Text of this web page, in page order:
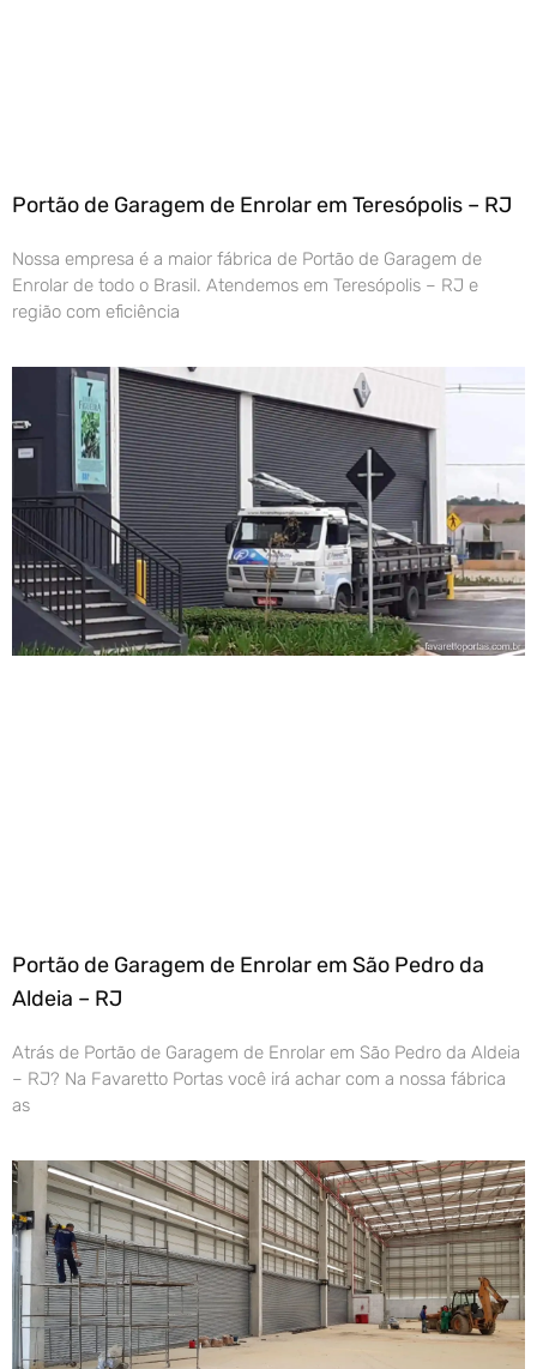
Portão de Garagem de Enrolar em Teresópolis – RJ
Nossa empresa é a maior fábrica de Portão de Garagem de
Enrolar de todo o Brasil. Atendemos em Teresópolis – RJ e
região com eficiência
Portão de Garagem de Enrolar em São Pedro da
Aldeia – RJ
Atrás de Portão de Garagem de Enrolar em São Pedro da Aldeia
– RJ? Na Favaretto Portas você irá achar com a nossa fábrica
as